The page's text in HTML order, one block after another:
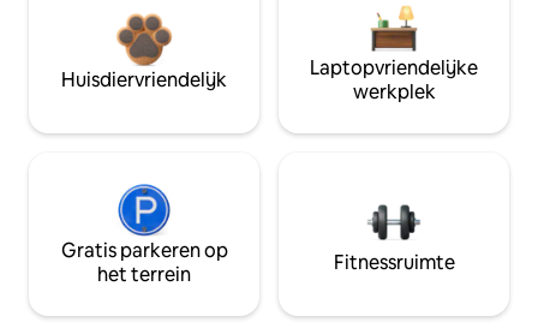
Huisdiervriendelijk
Laptopvriendelijke
werkplek
Gratis parkeren op
het terrein
Fitnessruimte